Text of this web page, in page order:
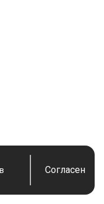
Согласен